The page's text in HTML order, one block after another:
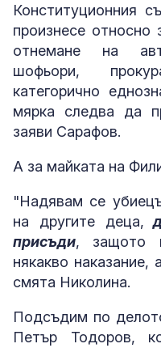
Конституционния
произнесе относно
отнемане на
шофьори,
категорично
мярка следва да
заяви Сарафов.
А за майката на
"Надявам се
на другите деца,
присъди, защото
някакво
смята Николина.
Подсъдим по
Петър Тодоров,